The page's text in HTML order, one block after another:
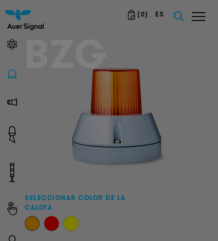
(0) ES
BZG
SELECCIONAR COLOR DE LA
CALOTA